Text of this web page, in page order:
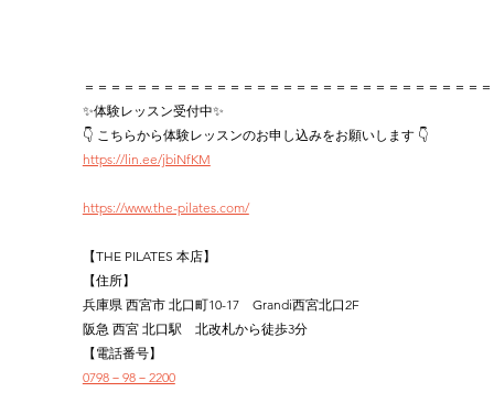
＝＝＝＝＝＝＝＝＝＝＝＝＝＝＝＝＝＝＝＝＝＝＝＝＝＝＝＝＝＝
✨体験レッスン受付中✨
👇 こちらから体験レッスンのお申し込みをお願いします 👇
https://lin.ee/jbiNfKM
https://www.the-pilates.com/
【THE PILATES 本店】
【住所】
兵庫県 西宮市 北口町10-17　Grandi西宮北口2F
阪急 西宮 北口駅　北改札から徒歩3分
【電話番号】
0798－98－2200